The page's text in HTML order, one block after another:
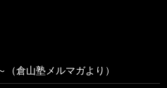
倉山塾メルマガより）